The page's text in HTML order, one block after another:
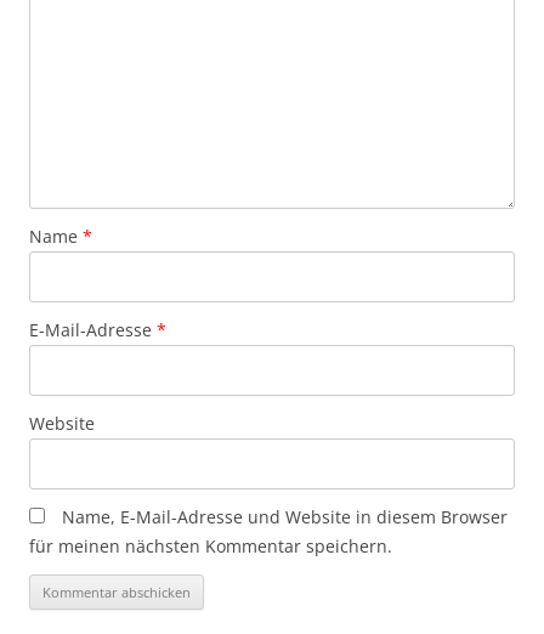
Name *
E-Mail-Adresse *
Website
Name, E-Mail-Adresse und Website in diesem Browser
für meinen nächsten Kommentar speichern.